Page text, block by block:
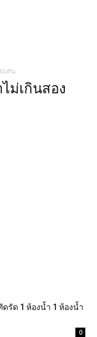
แสน
ม่เกินสอง
รัด 1 ห้องน้ำ 1 ห้องน้ำ
0